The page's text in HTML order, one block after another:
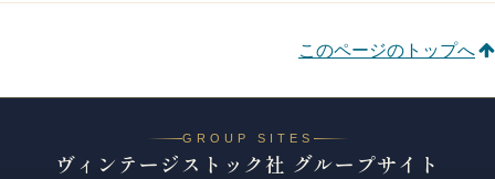
このページのトップへ
GROUP SITES
ヴィンテージストック社 グループサイト